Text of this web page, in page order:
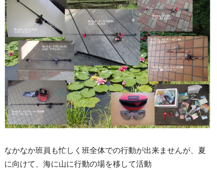
なかなか班員も忙しく班全体での行動が出来ませんが、夏
に向けて、海に山に行動の場を移して活動